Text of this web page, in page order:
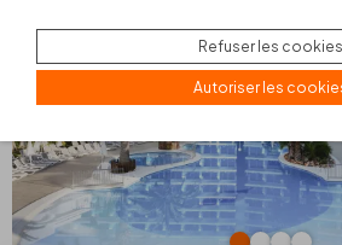
Refuser les cookies
Autoriser les